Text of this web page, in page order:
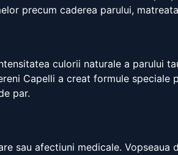
precum caderea parului,
culorii naturale a parului
Capelli a creat formule speciale
par.
sau afectiuni medicale. Vopseaua